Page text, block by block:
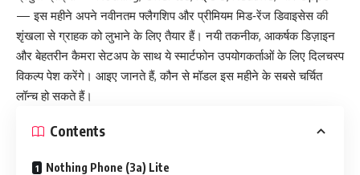
— इस महीने अपने नवीनतम फ्लैगशिप और प्रीमियम मिड‑रेंज डिवाइसेस की
शृंखला से ग्राहक को लुभाने के लिए तैयार हैं। नयी तकनीक, आकर्षक डिज़ाइन
और बेहतरीन कैमरा सेटअप के साथ ये स्मार्टफोन उपयोगकर्ताओं के लिए दिलचस्प
विकल्प पेश करेंगे। आइए जानते हैं, कौन से मॉडल इस महीने के सबसे चर्चित
लॉन्च हो सकते हैं।
Contents
Nothing Phone (3a) Lite